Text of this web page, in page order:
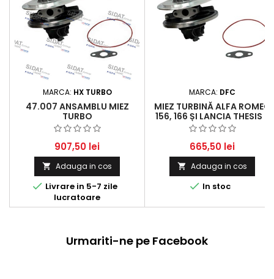
MARCA: HX TURBO
47.007 ANSAMBLU MIEZ
TURBO
907,50 lei
 Adauga in cos
 Livrare in 5-7 zile
lucratoare
MARCA: DFC
MIEZ TURBINĂ ALFA ROMEO
156, 166 ȘI LANCIA THESIS -
129 KW, 175 CP PÂNĂ LA 136
KW, 185 HP
665,50 lei
 Adauga in cos
 In stoc
Urmariti-ne pe Facebook